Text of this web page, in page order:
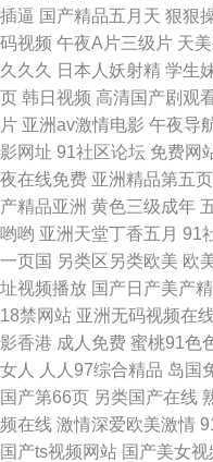
99热无码导航 第一福利视频导
区二区 影音先锋综合视频网
合视频在线播放 欧美色图
啪啪啪 91污导航 欧美视频五区
情网 91手淫视频 九九草热 亚洲
插逼 国产精品五月天 狠狠
码视频 午夜A片三级片 天
久久久
日本人妖射精 学生
页 韩日视频 高清国产剧观
片 亚洲av激情电影 午夜导
影网址 91社区论坛 免费网
夜在线免费 亚洲精品第五页
产精品亚洲 黄色三级成年
哟哟 亚洲天堂丁香五月 91
一页国 另类区另类欧美 欧
址视频播放 国产日产美产
18禁网站 亚洲无码视频在
影香港 成人免费 蜜桃91色
女人
人人97综合精品 岛国
国产第66页 另类国产在线
频在线 激情深爱欧美激情
国产ts视频网站 国产美女